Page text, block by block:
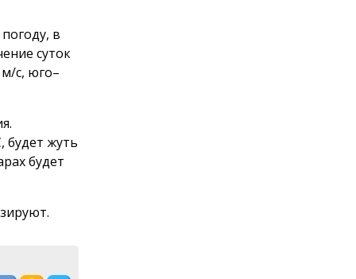
в
суток
с, юго–
будет жуть
будет